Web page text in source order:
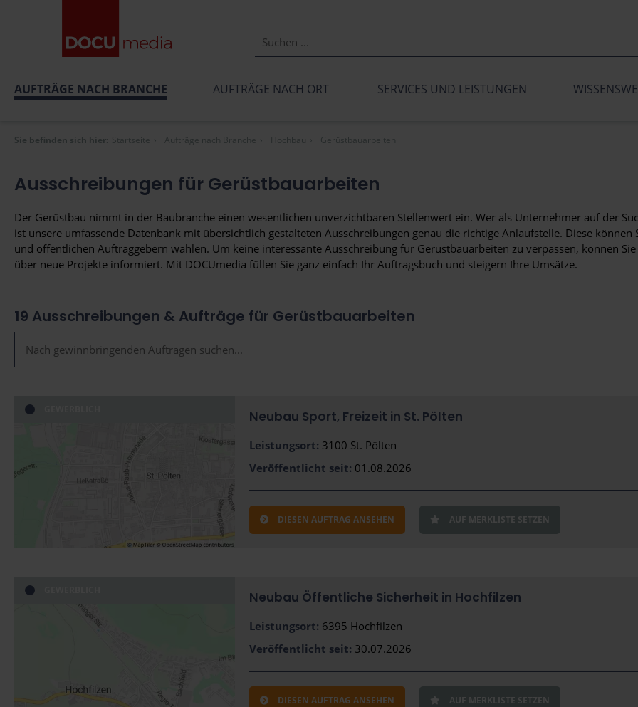
AUFTRÄGE NACH BRANCHE AUFTRÄGE NACH ORT SERVICES UND LEISTUNGEN
Sie befinden sich hier: Startseite Aufträge nach Branche Hochbau Gerüstbauarbeiten
Ausschreibungen für Gerüstbauarbeiten
Der Gerüstbau nimmt in der Baubranche einen wesentlichen unverzichtbaren Stellenwert ein. Wer als Unternehmer auf der
ist unsere umfassende Datenbank mit übersichtlich gestalteten Ausschreibungen genau die richtige Anlaufstelle. Diese
und öffentlichen Auftraggebern wählen. Um keine interessante Ausschreibung für Gerüstbauarbeiten zu verpassen, können
über neue Projekte informiert. Mit DOCUmedia füllen Sie ganz einfach Ihr Auftragsbuch und steigern Ihre Umsätze.
19 Ausschreibungen & Aufträge für Gerüstbauarbeiten
Neubau Sport, Freizeit in St. Pölten
Leistungsort: 3100 St. Pölten
Veröffentlicht seit: 01.08.2026
DIESEN AUFTRAG ANSEHEN AUF MERKLISTE SETZEN
Neubau Öffentliche Sicherheit in Hochfilzen
Leistungsort: 6395 Hochfilzen
Veröffentlicht seit: 30.07.2026
DIESEN AUFTRAG ANSEHEN AUF MERKLISTE SETZEN